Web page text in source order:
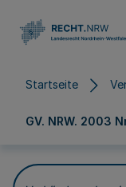
Startseite
GV. NRW. 2003